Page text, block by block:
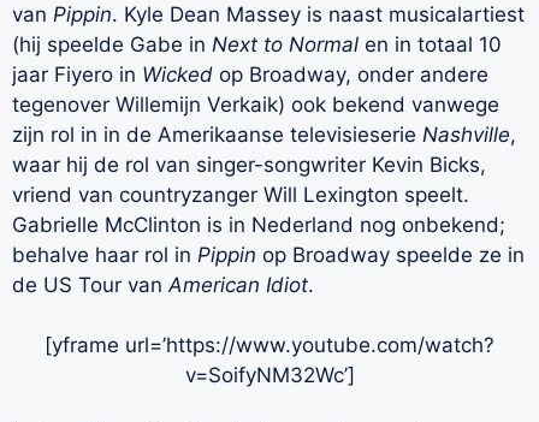
van Pippin. Kyle Dean Massey is naast musicalartiest
(hij speelde Gabe in Next to Normal en in totaal 10
jaar Fiyero in Wicked op Broadway, onder andere
tegenover Willemijn Verkaik) ook bekend vanwege
zijn rol in in de Amerikaanse televisieserie Nashville,
waar hij de rol van singer-songwriter Kevin Bicks,
vriend van countryzanger Will Lexington speelt.
Gabrielle McClinton is in Nederland nog onbekend;
behalve haar rol in Pippin op Broadway speelde ze in
de US Tour van American Idiot.
[yframe url=’https://www.youtube.com/watch?
v=SoifyNM32Wc’]